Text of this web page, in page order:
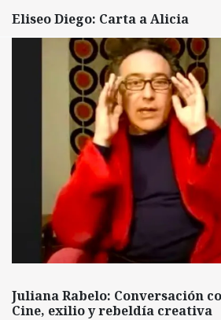
Eliseo Diego: Carta a Alicia
Juliana Rabelo: Conversación
Cine, exilio y rebeldía creativa